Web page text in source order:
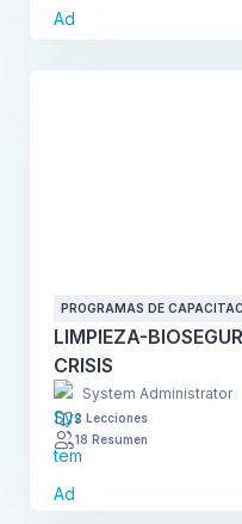
PROGRAMAS DE
LIMPIEZA-
CRISIS
System Administrator
2 Lecciones
18 Resumen